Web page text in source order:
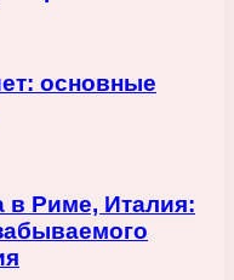
основные
в Риме, Италия: